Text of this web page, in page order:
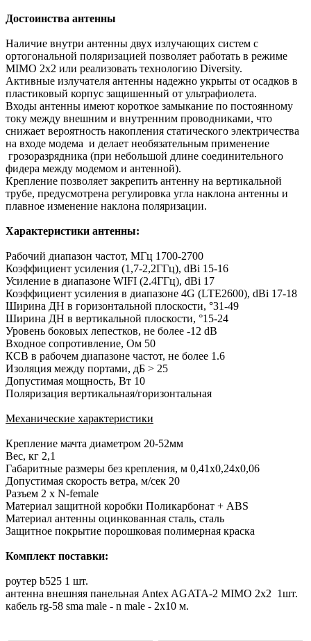
Достоинства антенны
Наличие внутри антенны двух излучающих систем с
ортогональной поляризацией позволяет работать в режиме
MIMO 2x2 или реализовать технологию Diversity.
Активные излучателя антенны надежно укрыты от осадков в
пластиковый корпус защишенный от ультрафиолета.
Входы антенны имеют короткое замыкание по постоянному
току между внешним и внутренним проводниками, что
снижает вероятность накопления статического электричества
на входе модема и делает необязательным применение
грозоразрядника (при небольшой длине соединительного
фидера между модемом и антенной).
Крепление позволяет закрепить антенну на вертикальной
трубе, предусмотрена регулировка угла наклона антенны и
плавное изменение наклона поляризации.
Характеристики антенны:
Рабочий диапазон частот, МГц 1700-2700
Коэффициент усиления (1,7-2,2ГГц), dBi 15-16
Усиление в диапазоне WIFI (2.4ГГц), dBi 17
Коэффициент усиления в диапазоне 4G (LTE2600), dBi 17-18
Ширина ДН в горизонтальной плоскости, °31-49
Ширина ДН в вертикальной плоскости, °15-24
Уровень боковых лепестков, не более -12 dB
Входное сопротивление, Ом 50
КСВ в рабочем диапазоне частот, не более 1.6
Изоляция между портами, дБ > 25
Допустимая мощность, Вт 10
Поляризация вертикальная/горизонтальная
Механические характеристики
Крепление мачта диаметром 20-52мм
Вес, кг 2,1
Габаритные размеры без крепления, м 0,41х0,24х0,06
Допустимая скорость ветра, м/сек 20
Разъем 2 х N-female
Материал защитной коробки Поликарбонат + ABS
Материал антенны оцинкованная сталь, сталь
Защитное покрытие порошковая полимерная краска
Комплект поставки:
роутер b525 1 шт.
антенна внешняя панельная Antex AGATA-2 MIMO 2x2 1шт.
кабель rg-58 sma male - n male - 2х10 м.